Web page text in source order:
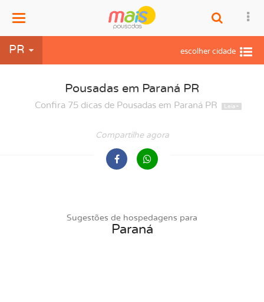
Menu
PR
Pousadas em Paraná PR
Confira 75 dicas de Pousadas em Paraná PR
Compartilhe agora
Sugestões de hospedagens para
Paraná